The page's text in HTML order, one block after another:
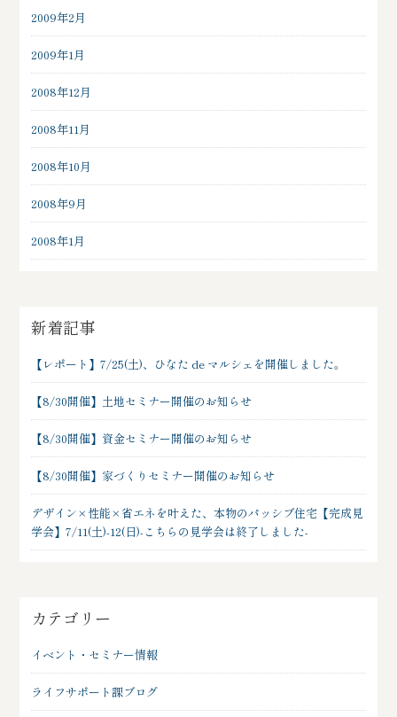
2009年2月
2009年1月
2008年12月
2008年11月
2008年10月
2008年9月
2008年1月
新着記事
【レポート】7/25(土)、ひなた de マルシェを開催しました。
【8/30開催】土地セミナー開催のお知らせ
【8/30開催】資金セミナー開催のお知らせ
【8/30開催】家づくりセミナー開催のお知らせ
デザイン×性能×省エネを叶えた、本物のパッシブ住宅【完成見
学会】7/11(土)-12(日)-こちらの見学会は終了しました-
カテゴリー
イベント・セミナー情報
ライフサポート課ブログ